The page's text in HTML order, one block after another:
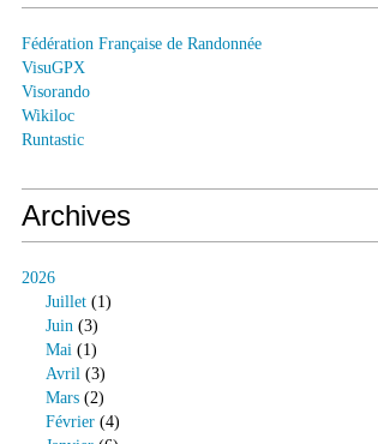
Fédération Française de Randonnée
VisuGPX
Visorando
Wikiloc
Runtastic
Archives
2026
Juillet (1)
Juin (3)
Mai (1)
Avril (3)
Mars (2)
Février (4)